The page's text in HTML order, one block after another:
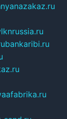
bankaribi.ru